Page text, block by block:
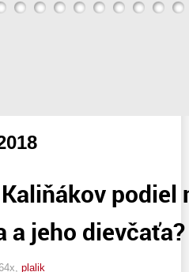
mladého muža a jeho dievčaťa? A
podiel
a jeho
plalik